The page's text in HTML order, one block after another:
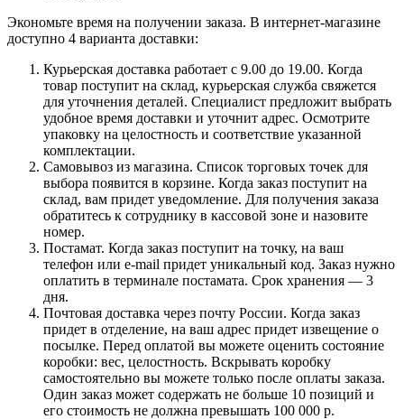
Экономьте время на получении заказа. В интернет-магазине
доступно 4 варианта доставки:
Курьерская доставка работает с 9.00 до 19.00. Когда
товар поступит на склад, курьерская служба свяжется
для уточнения деталей. Специалист предложит выбрать
удобное время доставки и уточнит адрес. Осмотрите
упаковку на целостность и соответствие указанной
комплектации.
Самовывоз из магазина. Список торговых точек для
выбора появится в корзине. Когда заказ поступит на
склад, вам придет уведомление. Для получения заказа
обратитесь к сотруднику в кассовой зоне и назовите
номер.
Постамат. Когда заказ поступит на точку, на ваш
телефон или e-mail придет уникальный код. Заказ нужно
оплатить в терминале постамата. Срок хранения — 3
дня.
Почтовая доставка через почту России. Когда заказ
придет в отделение, на ваш адрес придет извещение о
посылке. Перед оплатой вы можете оценить состояние
коробки: вес, целостность. Вскрывать коробку
самостоятельно вы можете только после оплаты заказа.
Один заказ может содержать не больше 10 позиций и
его стоимость не должна превышать 100 000 р.